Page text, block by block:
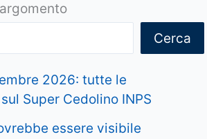
Cerca
2026: tutte le
Super Cedolino INPS
essere visibile